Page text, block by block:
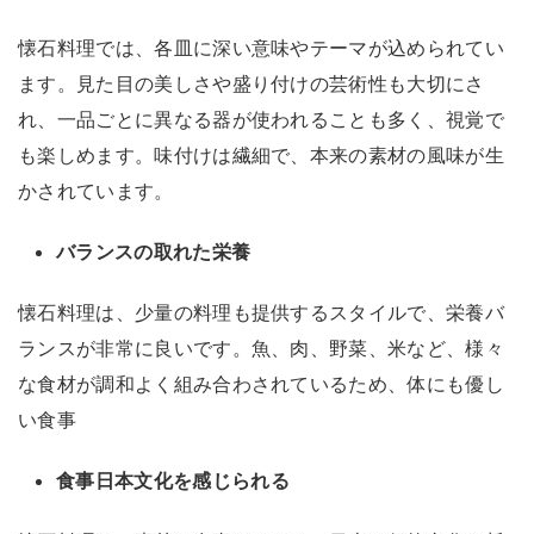
懐石料理では、各皿に深い意味やテーマが込められてい
ます。見た目の美しさや盛り付けの芸術性も大切にさ
れ、一品ごとに異なる器が使われることも多く、視覚で
も楽しめます。味付けは繊細で、本来の素材の風味が生
かされています。
バランスの取れた栄養
懐石料理は、少量の料理も提供するスタイルで、栄養バ
ランスが非常に良いです。魚、肉、野菜、米など、様々
な食材が調和よく組み合わされているため、体にも優し
い食事
食事日本文化を感じられる